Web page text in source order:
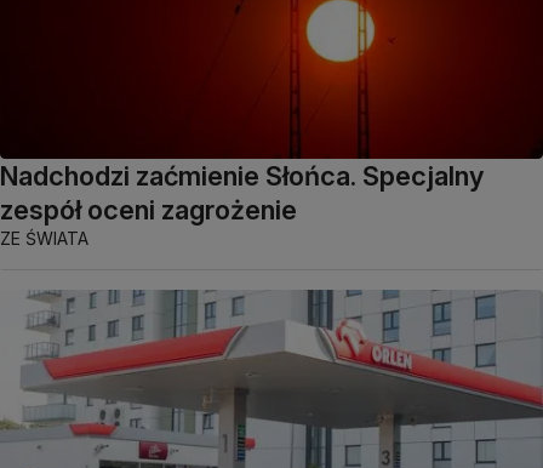
Nadchodzi zaćmienie Słońca. Specjalny
zespół oceni zagrożenie
ZE ŚWIATA